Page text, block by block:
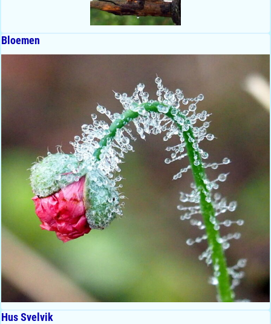
Bloemen
Hus Svelvik